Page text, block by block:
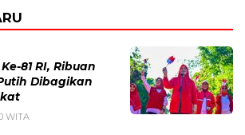
81 RI, Ribuan
Dibagikan
WITA